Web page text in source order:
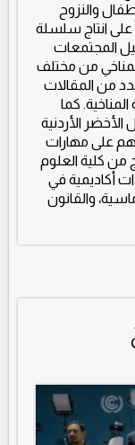
والنزوح
على انتاج سلسلة
المجتمعات
من مختلف
من المقالات
كما
الأردنية
على مهارات
من كلية العلوم
أكاديمية في
والقانون